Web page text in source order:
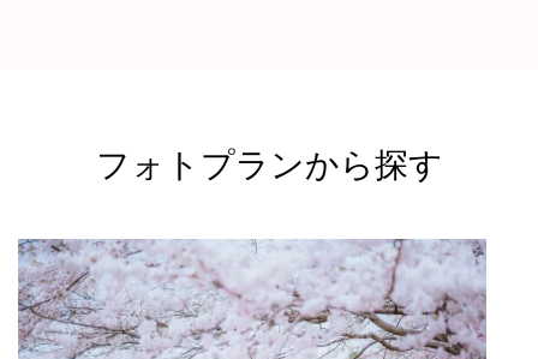
フォトプランから探す